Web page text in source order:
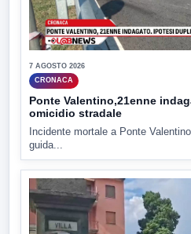
7 AGOSTO 2026
CRONACA
Ponte Valentino,21enne
omicidio stradale
Incidente mortale a Ponte
guida...